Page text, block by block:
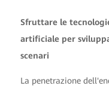
Sfruttare le
artificiale per
scenari
La penetrazione